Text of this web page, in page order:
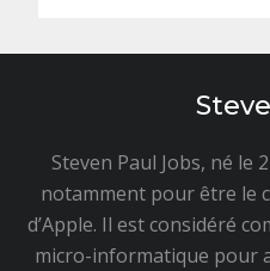
Steven Paul Jobs, né le
notamment pour être le
d’Apple. Il est considéré
micro-informatique pour